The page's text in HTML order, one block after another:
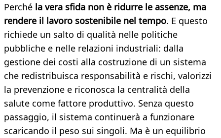
Perché la vera sfida non è ridurre le assenze, ma
rendere il lavoro sostenibile nel tempo. E questo
richiede un salto di qualità nelle politiche
pubbliche e nelle relazioni industriali: dalla
gestione dei costi alla costruzione di un sistema
che redistribuisca responsabilità e rischi, valorizzi
la prevenzione e riconosca la centralità della
salute come fattore produttivo. Senza questo
passaggio, il sistema continuerà a funzionare
scaricando il peso sui singoli. Ma è un equilibrio